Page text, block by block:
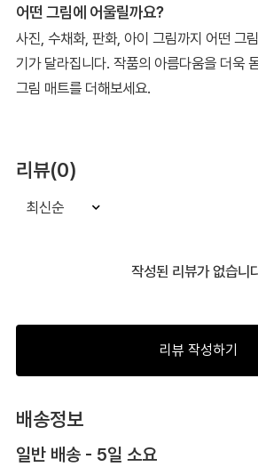
어떤 그림에 어울릴까요?
사진, 수채화, 판화, 아이 그림까지 어떤 그
기가 달라집니다. 작품의 아름다움을 더욱
그림 매트를 더해보세요.
리뷰(0)
최신순
작성된 리뷰가 없습니
리뷰 작성하기
배송정보
일반 배송 - 5일 소요